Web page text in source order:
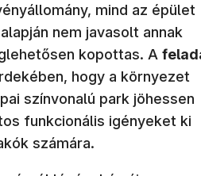
mind az épület
nem javasolt annak
kopottas. A
hogy a környezet
színvonalú park jöhessen
funkcionális igényeket ki
számára.